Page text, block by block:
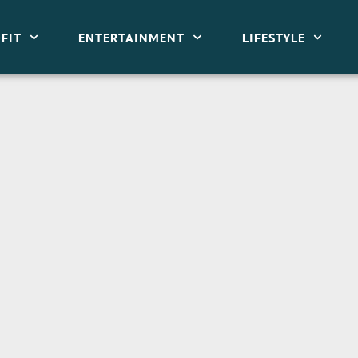
ENTERTAINMENT LIFESTYLE